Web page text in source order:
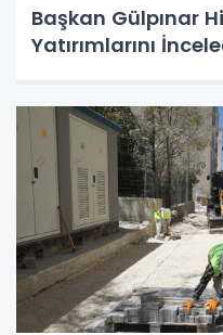
Başkan Gülpınar
Yatırımlarını